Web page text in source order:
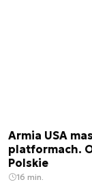
Armia USA
platformach.
Polskie
16 min.